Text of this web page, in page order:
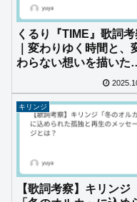
くるり『TIME』歌詞
｜変わりゆく時間と、
わらない想いを描いた
キリンジ
【歌詞考察】キリンジ